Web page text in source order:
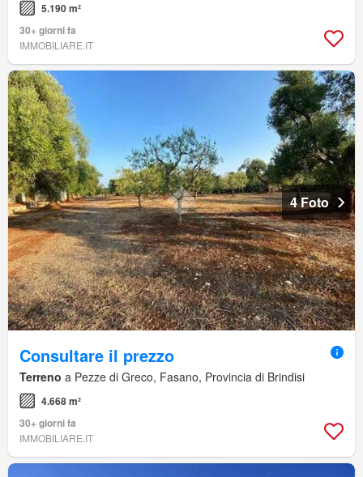
5.190 m²
30+ giorni fa
IMMOBILIARE.IT
4 Foto
Consultare il prezzo
Terreno a Pezze di Greco, Fasano, Provincia di Brindisi
4.668 m²
30+ giorni fa
IMMOBILIARE.IT